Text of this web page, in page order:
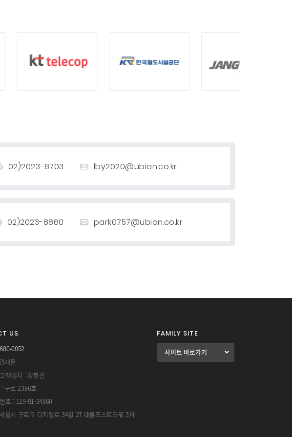
02)2023-8703 lby2020@ubion.co.kr
02)2023-8860 park0757@ubion.co.kr
US
0052
재환
책임자 : 장봉진
: 구로 2386호
호 : 119-81-34860
울시 구로구 디지털로 34길 27 대륭포스트타워 3차
FAMILY SITE